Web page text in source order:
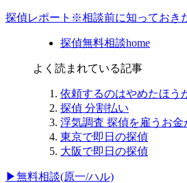
探偵レポート※相談前に知っておき
探偵無料相談home
よく読まれている記事
依頼するのはやめたほう
探偵 分割払い
浮気調査 探偵を雇うお金
東京で即日の探偵
大阪で即日の探偵
▶無料相談(原一/ハル)